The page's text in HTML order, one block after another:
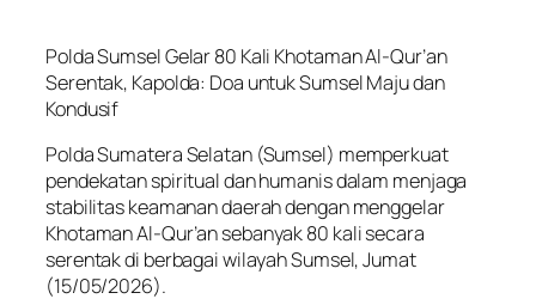
Polda Sumsel Gelar 80 Kali Khotaman Al-Qur’an
Serentak, Kapolda: Doa untuk Sumsel Maju dan
Kondusif
Polda Sumatera Selatan (Sumsel) memperkuat
pendekatan spiritual dan humanis dalam menjaga
stabilitas keamanan daerah dengan menggelar
Khotaman Al-Qur’an sebanyak 80 kali secara
serentak di berbagai wilayah Sumsel, Jumat
(15/05/2026).